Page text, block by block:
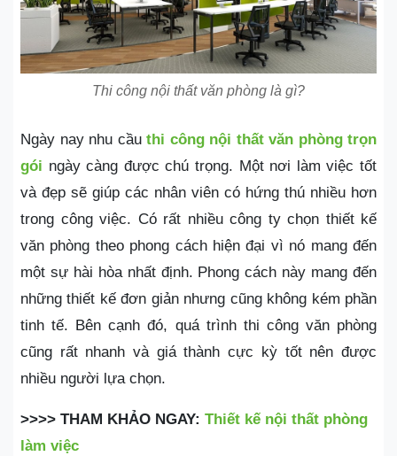
Thi công nội thất văn phòng là gì?
Ngày nay nhu cầu thi công nội thất văn phòng trọn
gói ngày càng được chú trọng. Một nơi làm việc tốt
và đẹp sẽ giúp các nhân viên có hứng thú nhiều hơn
trong công việc. Có rất nhiều công ty chọn thiết kế
văn phòng theo phong cách hiện đại vì nó mang đến
một sự hài hòa nhất định. Phong cách này mang đến
những thiết kế đơn giản nhưng cũng không kém phần
tinh tế. Bên cạnh đó, quá trình thi công văn phòng
cũng rất nhanh và giá thành cực kỳ tốt nên được
nhiều người lựa chọn.
>>>> THAM KHẢO NGAY: Thiết kế nội thất phòng
làm việc